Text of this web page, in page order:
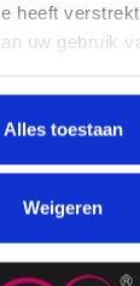
heeft
uw gebruik
Alles toestaan
Weigeren
do
8.30 tot
Op
KvK - 86820796